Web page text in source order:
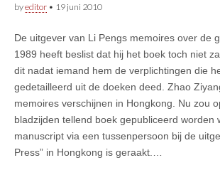
byeditor • 19 juni 2010
De uitgever van Li Pengs memoires over de
1989 heeft beslist dat hij het boek toch niet
dit nadat iemand hem de verplichtingen die
gedetailleerd uit de doeken deed. Zhao
memoires verschijnen in Hongkong. Nu zou
bladzijden tellend boek gepubliceerd worden
manuscript via een tussenpersoon bij de
Press” in Hongkong is geraakt.…